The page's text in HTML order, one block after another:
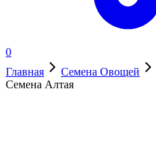
0
Главная
Семена Овощей
Семена Алтая